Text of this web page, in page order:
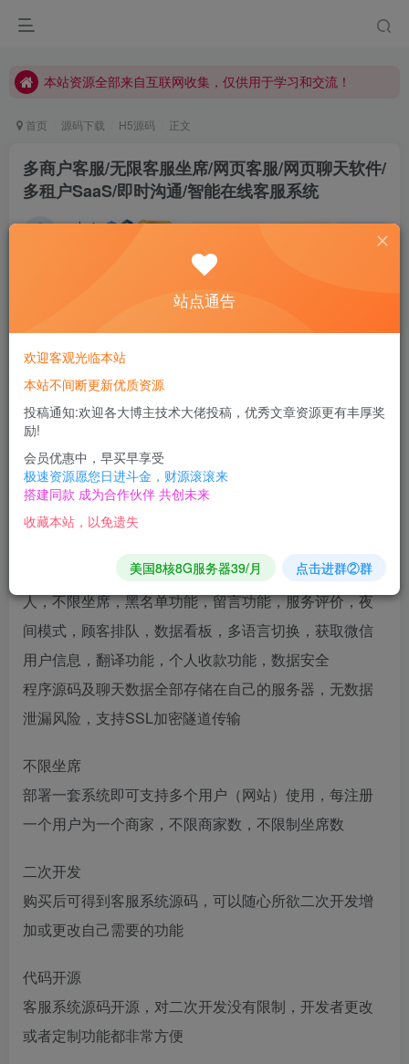
本站资源全部来自互联网收集，仅供用于学习和交流！
首页 源码下载 H5源码 正文
多商户客服/无限客服坐席/网页客服/网页聊天软件/
多租户SaaS/即时沟通/智能在线客服系统
admin 私信
功能介绍 ↓
客服系统源码涵盖功能
动，语音功能，访问地区显示，访问来源地址，机器
人，不限坐席，黑名单功能，留言功能，服务评价，夜
间模式，顾客排队，数据看板，多语言切换，获取微信
用户信息，翻译功能，个人收款功能，数据安全
程序源码及聊天数据全部存储在自己的服务器，无数据
泄漏风险，支持SSL加密隧道传输
不限坐席
部署一套系统即可支持多个用户（网站）使用，每注册
一个用户为一个商家，不限商家数，不限制坐席数
二次开发
购买后可得到客服系统源码，可以随心所欲二次开发增
加或更改自己需要的功能
代码开源
客服系统源码开源，对二次开发没有限制，开发者更改
或者定制功能都非常方便
站点通告
欢迎客观光临本站
本站不间断更新优质资源
投稿通知:欢迎各大博主技术大佬投稿，优秀文章资源更有丰厚奖
励!
会员优惠中，早买早享受
极速资源愿您日进斗金，财源滚滚来
搭建同款 成为合作伙伴 共创未来
收藏本站，以免遗失
美国8核8G服务器39/月 点击进群②群